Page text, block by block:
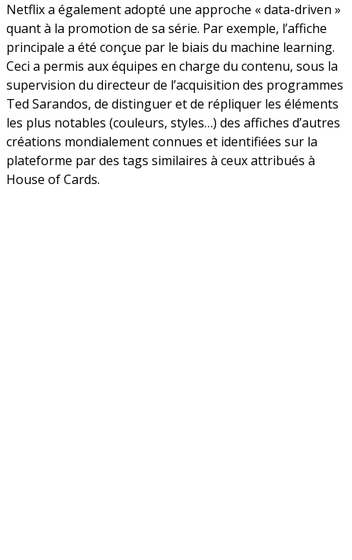
Netflix a également adopté une approche « data-driven »
quant à la promotion de sa série. Par exemple, l’affiche
principale a été conçue par le biais du machine learning.
Ceci a permis aux équipes en charge du contenu, sous la
supervision du directeur de l’acquisition des programmes
Ted Sarandos, de distinguer et de répliquer les éléments
les plus notables (couleurs, styles…) des affiches d’autres
créations mondialement connues et identifiées sur la
plateforme par des tags similaires à ceux attribués à
House of Cards.